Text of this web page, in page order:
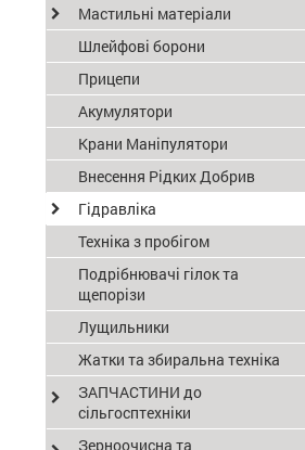
Мастильні матеріали
Шлейфові борони
Прицепи
Акумулятори
Крани Маніпулятори
Внесення Рідких Добрив
Гідравліка
Техніка з пробігом
Подрібнювачі гілок та
щепорізи
Лущильники
Жатки та збиральна техніка
ЗАПЧАСТИНИ до
сільгосптехніки
Зерноочисна та